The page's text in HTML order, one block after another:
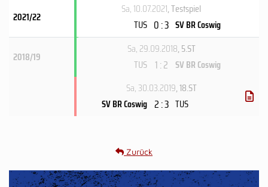
2021/22
Sa, 10.07.2021, Testspiel
TUS 0 : 3 SV BR Coswig
2018/19
Sa, 29.09.2018, 5.ST
TUS 1 : 2 SV BR Coswig
Sa, 30.03.2019, 18.ST
SV BR Coswig 2 : 3 TUS
Zurück